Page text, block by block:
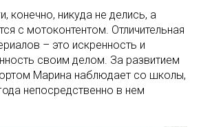
конечно, никуда не делись, а
с мотоконтентом. Отличительная
– это искренность и
своим делом. За развитием
Марина наблюдает со школы,
непосредственно в нем